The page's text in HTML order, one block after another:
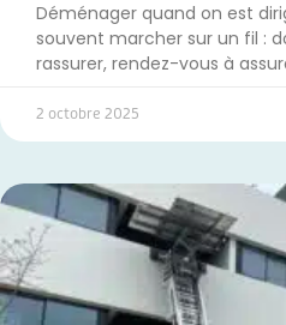
Déménager quand on est
souvent marcher sur un fil :
rassurer, rendez-vous à
2 octobre 2025